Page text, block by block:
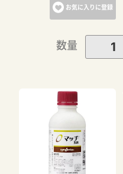
お気に入りに登録
数量